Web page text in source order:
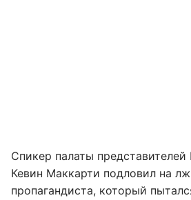
Cпикер палаты
Кевин Маккарти подловил на
пропагандиста, который